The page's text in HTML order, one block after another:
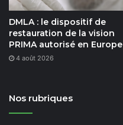
DMLA : le dispositif de
restauration de la vision
PRIMA autorisé en Europe
4 août 2026
Nos rubriques